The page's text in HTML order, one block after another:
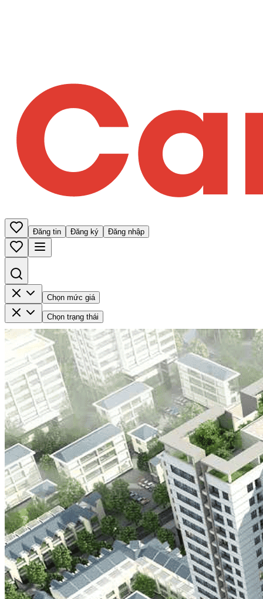
Đăng tin Đăng ký Đăng nhập
Chọn mức giá
Chọn trạng thái